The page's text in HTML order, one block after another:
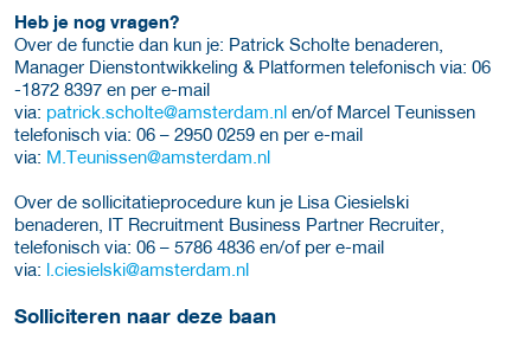
Heb je nog vragen?
Over de functie dan kun je: Patrick Scholte benaderen,
Manager Dienstontwikkeling & Platformen telefonisch via: 06
-1872 8397 en per e-mail
via: patrick.scholte@amsterdam.nl en/of Marcel Teunissen
telefonisch via: 06 – 2950 0259 en per e-mail
via: M.Teunissen@amsterdam.nl
Over de sollicitatieprocedure kun je Lisa Ciesielski
benaderen, IT Recruitment Business Partner Recruiter,
telefonisch via: 06 – 5786 4836 en/of per e-mail
via: l.ciesielski@amsterdam.nl
Solliciteren naar deze baan